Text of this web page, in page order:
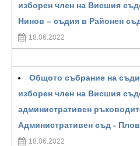
изборен член на Висшия
Нинов – съдия в Районен
18.06.2022
Общото събрание на
изборен член на Висшия
административен
Административен съд -
18.06.2022